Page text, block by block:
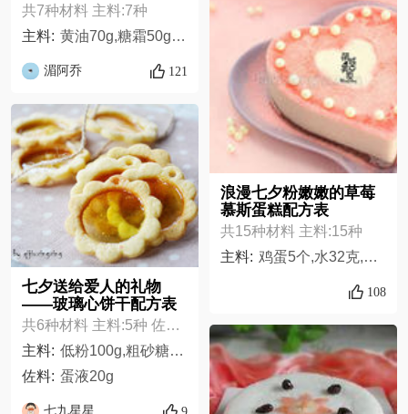
共7种材料 主料:7种
主料: 黄油70g,糖霜50g,面粉140g,鸡蛋25g,各种食用色素一点点,糖霜适量,柠檬水适量
湄阿乔 121
七夕送给爱人的礼物
——玻璃心饼干配方表
共6种材料 主料:5种 佐料:1种
主料: 低粉100g,粗砂糖25g,盐1g,泡打粉1g,黄油40g
佐料: 蛋液20g
七九星星 9
浪漫七夕粉嫩嫩的草莓
慕斯蛋糕配方表
共15种材料 主料:15种
主料: 鸡蛋5个,水32克,低筋面粉60克,可可粉10克,白糖60克,大豆油32克,淡奶油250克,草莓粉适量,草莓果酱250克,糖珠适量,白糖30克,牛奶100克,朗姆酒2克,吉利丁片10克,柠檬酒2克,
108